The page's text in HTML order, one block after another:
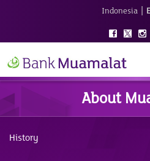
Indonesia |
About
History